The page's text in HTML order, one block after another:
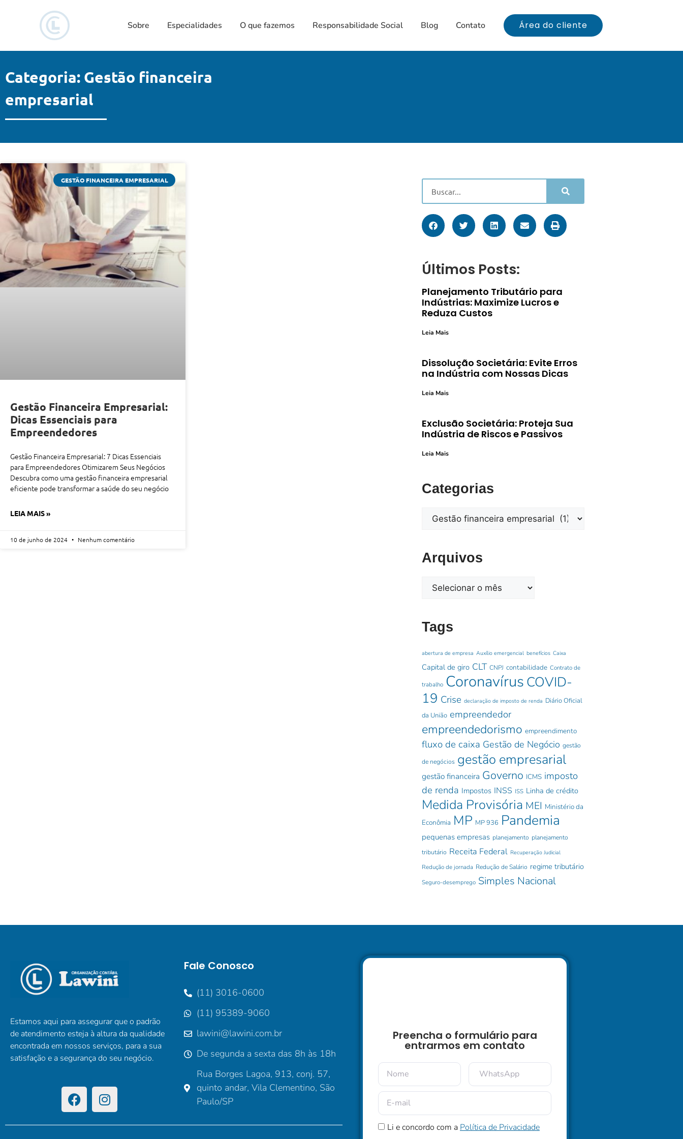
Sobre Especialidades O que fazemos Responsabilidade Social Blog Contato Área do cliente
Categoria: Gestão financeira
empresarial
GESTÃO FINANCEIRA EMPRESARIAL
Gestão Financeira Empresarial:
Dicas Essenciais para
Empreendedores
Gestão Financeira Empresarial: 7 Dicas Essenciais
para Empreendedores Otimizarem Seus Negócios
Descubra como uma gestão financeira empresarial
eficiente pode transformar a saúde do seu negócio
LEIA MAIS »
10 de junho de 2024 Nenhum comentário
Últimos Posts:
Planejamento Tributário para
Indústrias: Maximize Lucros e
Reduza Custos
Leia Mais
Dissolução Societária: Evite Erros
na Indústria com Nossas Dicas
Leia Mais
Exclusão Societária: Proteja Sua
Indústria de Riscos e Passivos
Leia Mais
Categorias
Arquivos
Tags
abertura de empresa Auxílio emergencial benefícios Caixa
Capital de giro CLT CNPJ contabilidade Contrato de
trabalho Coronavírus COVID-
19 Crise declaração de imposto de renda Diário Oficial
da União empreendedor
empreendedorismo empreendimento
fluxo de caixa Gestão de Negócio gestão
de negócios gestão empresarial
gestão financeira Governo ICMS imposto
de renda Impostos INSS ISS Linha de crédito
Medida Provisória MEI Ministério da
Econômia MP MP 936 Pandemia
pequenas empresas planejamento planejamento
tributário Receita Federal Recuperação Judicial
Redução de jornada Redução de Salário regime tributário
Seguro-desemprego Simples Nacional
Estamos aqui para assegurar que o padrão
de atendimento esteja à altura da qualidade
encontrada em nossos serviços, para a sua
satisfação e a segurança do seu negócio.
Fale Conosco
(11) 3016-0600
(11) 95389-9060
lawini@lawini.com.br
De segunda a sexta das 8h às 18h
Rua Borges Lagoa, 913, conj. 57,
quinto andar, Vila Clementino, São
Paulo/SP
Preencha o formulário para
entrarmos em contato
Li e concordo com a Política de Privacidade